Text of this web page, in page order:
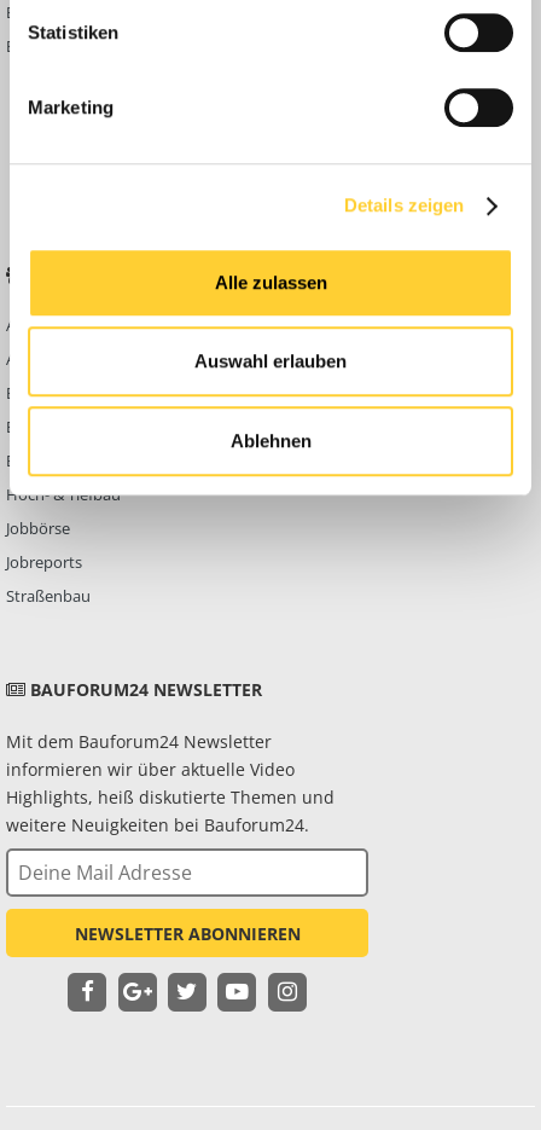
Statistiken
Marketing
Details zeigen
Alle zulassen
Auswahl erlauben
Ablehnen
BF24 Fotostrecken
Bauforum Shop
Abbruch
Ausbildung & Beruf
Bau Allgemein
Baumaschinen
Berg- & Tagebau
Hoch- & Tiefbau
Jobbörse
Jobreports
Straßenbau
KONTAKT
Werben auf
Bauforum24
Datenschutzerklärung
BAUFORUM24 NEWSLETTER
Mit dem Bauforum24 Newsletter
informieren wir über aktuelle Video
Highlights, heiß diskutierte Themen und
weitere Neuigkeiten bei Bauforum24.
NEWSLETTER ABONNIEREN